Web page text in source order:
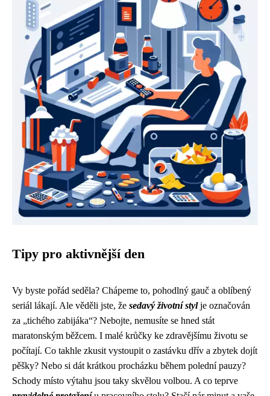
Tipy pro aktivnější den
Vy byste pořád seděla? Chápeme to, pohodlný gauč a oblíbený
seriál lákají. Ale věděli jste, že sedavý životní stylje označován
za „tichého zabijáka“? Nebojte, nemusíte se hned stát
maratonským běžcem. I malé krůčky ke zdravějšímu životu se
počítají. Co takhle zkusit vystoupit o zastávku dřív a zbytek dojít
pěšky? Nebo si dát krátkou procházku během polední pauzy?
Schody místo výtahu jsou taky skvělou volbou. A co teprve